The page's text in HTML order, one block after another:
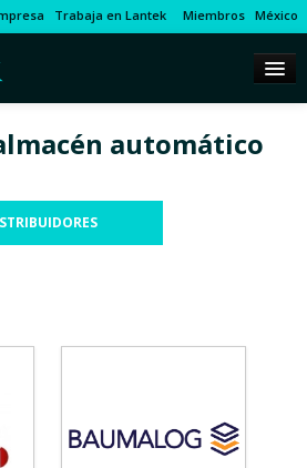
Trabaja en Lantek Miembros México
automático